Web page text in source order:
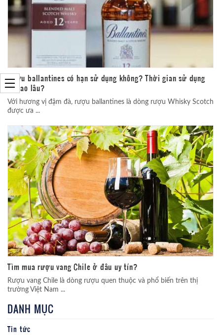
Rượu ballantines có hạn sử dụng không? Thời gian sử dụng
là bao lâu?
Với hương vị đậm đà, rượu ballantines là dòng rượu Whisky Scotch
được ưa ...
Tìm mua rượu vang Chile ở đâu uy tín?
Rượu vang Chile là dòng rượu quen thuộc và phổ biến trên thị
trường Việt Nam ...
DANH MỤC
Tin tức